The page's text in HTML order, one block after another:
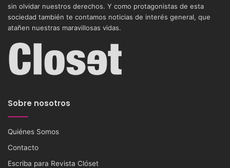
sin olvidar nuestros derechos. Y como protagonistas de esta
sociedad también te contamos noticias de interés general, que
atañen nuestras maravillosas vidas.
Sobre nosotros
Quiénes Somos
Contacto
Escriba para Revista Clóset